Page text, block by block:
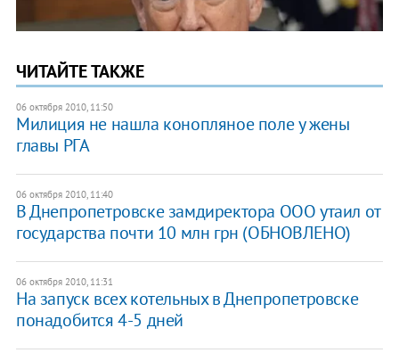
ЧИТАЙТЕ ТАКЖЕ
06 октября 2010, 11:50
Милиция не нашла конопляное поле у жены
главы РГА
06 октября 2010, 11:40
В Днепропетровске замдиректора ООО утаил от
государства почти 10 млн грн (ОБНОВЛЕНО)
06 октября 2010, 11:31
На запуск всех котельных в Днепропетровске
понадобится 4-5 дней